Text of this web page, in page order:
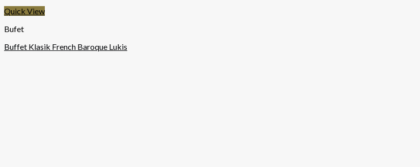
Quick View
Bufet
Buffet Klasik French Baroque Lukis